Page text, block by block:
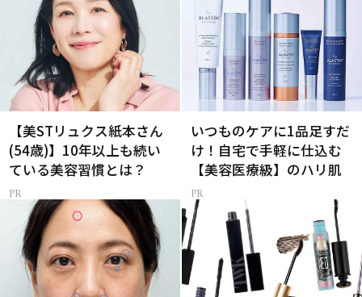
【美STリュクス紙本さん
(54歳)】10年以上も続い
ている美容習慣とは？
いつものケアに1品足すだ
け！自宅で手軽に仕込む
【美容医療級】のハリ肌